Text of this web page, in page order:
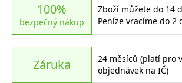
100%
bezpečný nákup
Zboží můžete do 14
Peníze vracíme do 2
Záruka
24 měsíců (platí pro
objednávek na IČ)